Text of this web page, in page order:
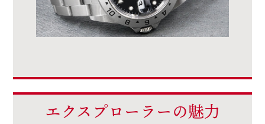
エクスプローラーの魅力